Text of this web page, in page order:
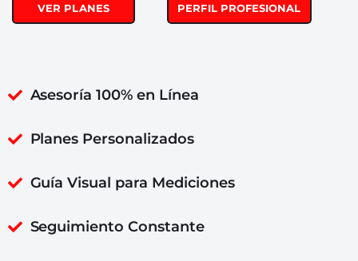
VER PLANES PERFIL PROFESIONAL
Asesoría 100% en Línea
Planes Personalizados
Guía Visual para Mediciones
Seguimiento Constante